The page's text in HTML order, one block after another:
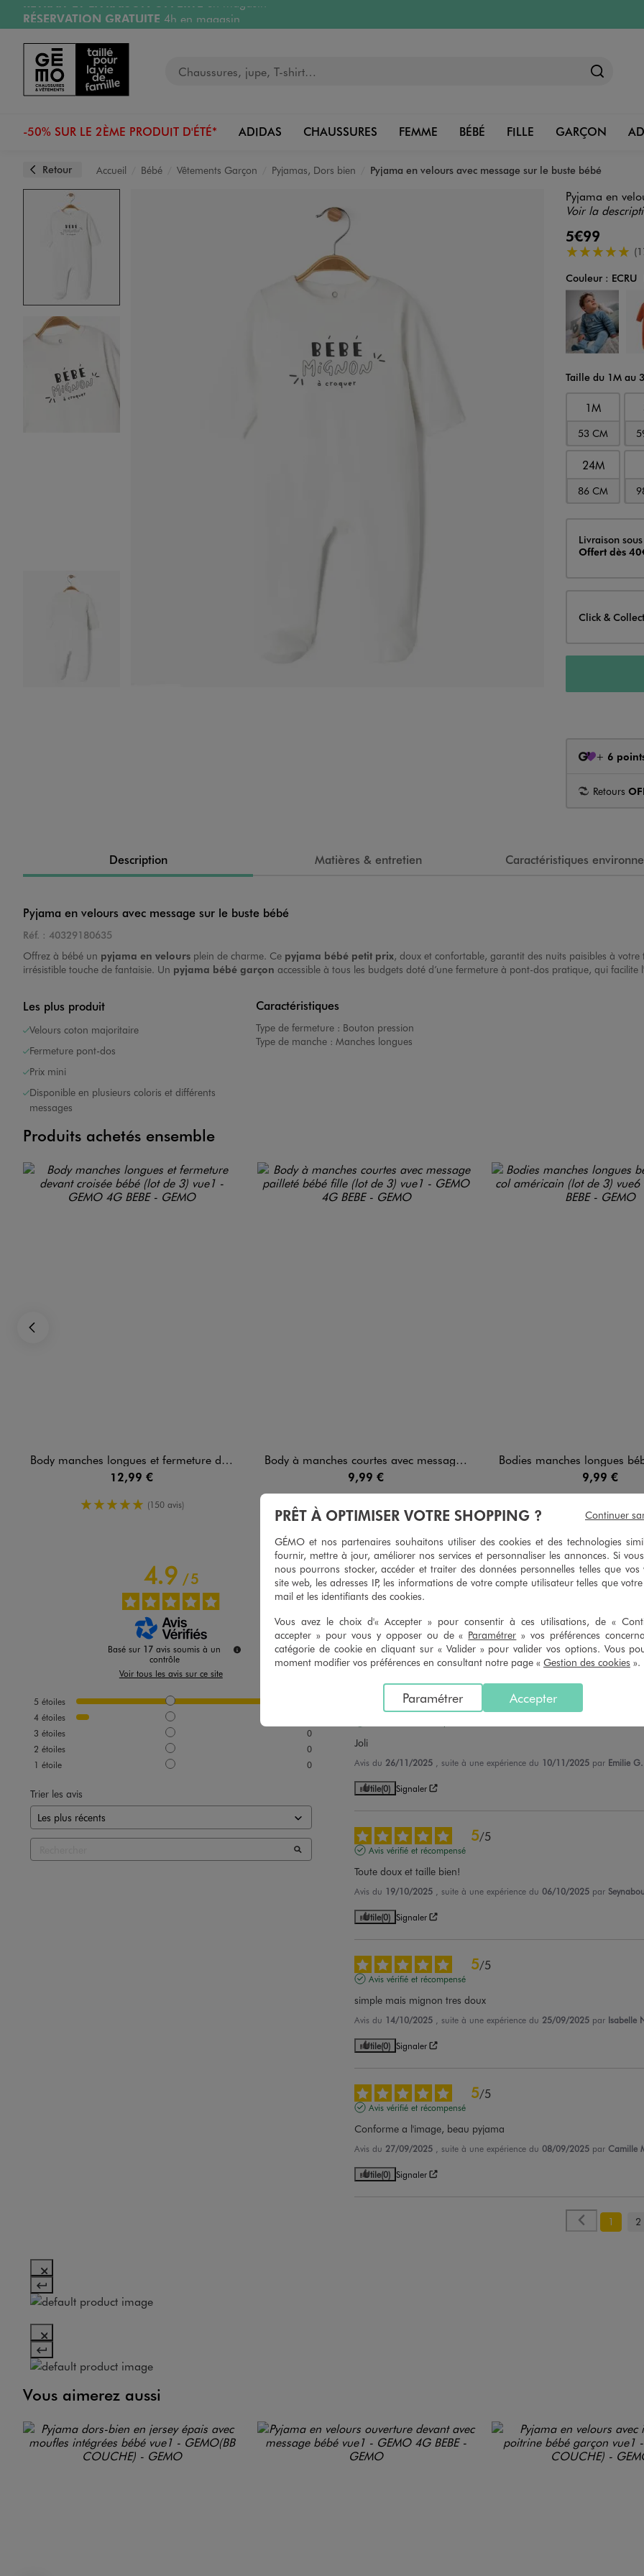
Aller au contenu principal
Aller à la navigation
RÉSERVATION GRATUITE 4h en magasin
Retours OFFERTSpendant 30 jours
LIVRAISON OFFERTE
-50% SUR LE 2ÈME PRODUIT D'ÉTÉ* ADIDAS CHAUSSURES FEMME BÉBÉ FILLE GARÇON
Retour Accueil Bébé Vêtements Garçon Pyjamas, Dors bien Pyjama en velours avec message sur le buste bébé
Pyjama en
Voir la
5€99
5/5 de
Couleur
Couleur : ECRU
Choisissez votre
Taille du 1M au
1M
53 CM
24M
86 CM
Livraison
Livraison
Offert dès
Click &
+ 6
Retours
Description Matières & entretien Caractéristiques
Pyjama en velours avec message sur le buste bébé
Réf. : 40329180635
Offrez à bébé un pyjama en velours plein de charme. Ce pyjama bébé petit prix, doux et confortable, garantit des nuits paisibles à
irrésistible touche de fantaisie. Un pyjama bébé garçon accessible à tous les budgets doté d’une fermeture à pont-dos pratique, qui facilite
Les plus produit
Velours coton majoritaire
Fermeture pont-dos
Prix mini
Disponible en plusieurs coloris et différents
messages
Caractéristiques
Type de fermeture : Bouton pression
Type de manche : Manches longues
Produits achetés ensemble
Body manches longues et fermeture devant croisée bébé (lot de 3)
12,99 €
5/5 de moyenne
(150 avis)
Body à manches courtes avec message pailleté bébé fille (lot de 3)
9,99 €
Bodies manches longues bébé fille avec col
9,99 €
4.9/5
Basé sur 17 avis soumis à un
contrôle
Voir tous les avis sur ce site
5 étoiles
4 étoiles
3 étoiles
0
2 étoiles
0
1 étoile 0
Trier les avis
5/5
Avis vérifié et récompensé
Très beau pyjama.
Avis du 07/07/2026 , suite à une expérience du17/06/2026 parAmélie D.
Utile(0) Signaler
5/5
Joli
Avis du 26/11/2025 , suite à une expérience du 10/11/2025 par Emilie G.
Utile(0) Signaler
5/5
Avis vérifié et récompensé
Toute doux et taille bien!
Avis du 19/10/2025 , suite à une expérience du 06/10/2025 par
Utile(0) Signaler
5/5
Avis vérifié et récompensé
simple mais mignon tres doux
Avis du 14/10/2025 , suite à une expérience du 25/09/2025 par Isabelle
Utile(0) Signaler
5/5
Avis vérifié et récompensé
Conforme a l'image, beau pyjama
Avis du 27/09/2025 , suite à une expérience du 08/09/2025 par Camille
Utile(0) Signaler
1 2
Vous aimerez aussi
PRÊT À OPTIMISER VOTRE SHOPPING ?
GÉMO et nos partenaires souhaitons utiliser des cookies et des technologies
fournir, mettre à jour, améliorer nos services et personnaliser les annonces. Si
nous pourrons stocker, accéder et traiter des données personnelles telles que vos
site web, les adresses IP, les informations de votre compte utilisateur telles que
mail et les identifiants des cookies.
Vous avez le choix d'« Accepter » pour consentir à ces utilisations, de «
accepter » pour vous y opposer ou de « Paramétrer » vos préférences
catégorie de cookie en cliquant sur « Valider » pour valider vos options. Vous
moment modifier vos préférences en consultant notre page « Gestion des cookies ».
Accepter
Paramétrer
Continuer